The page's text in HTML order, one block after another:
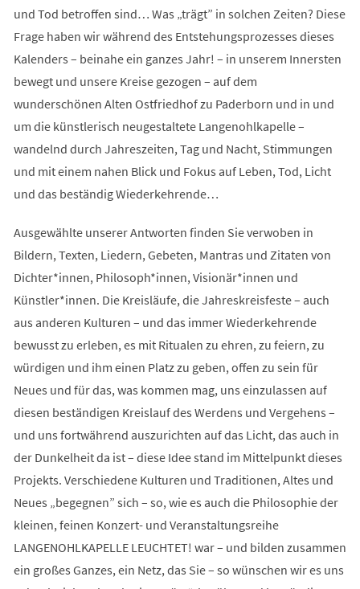
und Tod betroffen sind… Was „trägt” in solchen Zeiten? Diese
Frage haben wir während des Entstehungsprozesses dieses
Kalenders – beinahe ein ganzes Jahr! – in unserem Innersten
bewegt und unsere Kreise gezogen – auf dem
wunderschönen Alten Ostfriedhof zu Paderborn und in und
um die künstlerisch neugestaltete Langenohlkapelle –
wandelnd durch Jahreszeiten, Tag und Nacht, Stimmungen
und mit einem nahen Blick und Fokus auf Leben, Tod, Licht
und das beständig Wiederkehrende…
Ausgewählte unserer Antworten finden Sie verwoben in
Bildern, Texten, Liedern, Gebeten, Mantras und Zitaten von
Dichter*innen, Philosoph*innen, Visionär*innen und
Künstler*innen. Die Kreisläufe, die Jahreskreisfeste – auch
aus anderen Kulturen – und das immer Wiederkehrende
bewusst zu erleben, es mit Ritualen zu ehren, zu feiern, zu
würdigen und ihm einen Platz zu geben, offen zu sein für
Neues und für das, was kommen mag, uns einzulassen auf
diesen beständigen Kreislauf des Werdens und Vergehens –
und uns fortwährend auszurichten auf das Licht, das auch in
der Dunkelheit da ist – diese Idee stand im Mittelpunkt dieses
Projekts. Verschiedene Kulturen und Traditionen, Altes und
Neues „begegnen” sich – so, wie es auch die Philosophie der
kleinen, feinen Konzert- und Veranstaltungsreihe
LANGENOHLKAPELLE LEUCHTET! war – und bilden zusammen
ein großes Ganzes, ein Netz, das Sie – so wünschen wir es uns